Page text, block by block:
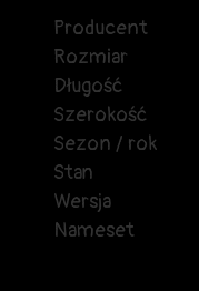
Producent
Rozmiar
Długość
Szerokość
Sezon / rok
Stan
Wersja
Nameset